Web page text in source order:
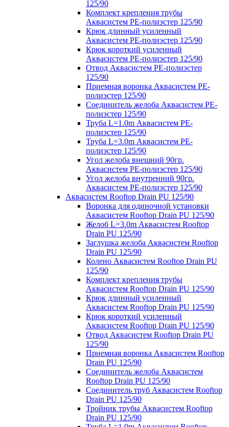
125/90
Комплект крепления трубы
Аквасистем PE-полиэстер 125/90
Крюк длинный усиленный
Аквасистем PE-полиэстер 125/90
Крюк короткий усиленный
Аквасистем PE-полиэстер 125/90
Отвод Аквасистем РЕ-полиэстер
125/90
Приемная воронка Аквасистем PE-
полиэстер 125/90
Соединитель желоба Аквасистем PE-
полиэстер 125/90
Труба L=1.0m Аквасистем PE-
полиэстер 125/90
Труба L=3.0m Аквасистем PE-
полиэстер 125/90
Угол желоба внешний 90гр.
Аквасистем PE-полиэстер 125/90
Угол желоба внутренний 90гр.
Аквасистем PE-полиэстер 125/90
Аквасистем Rooftop Drain PU 125/90
Воронка для одиночной установки
Аквасистем Rooftop Drain PU 125/90
Желоб L=3.0m Аквасистем Rooftop
Drain PU 125/90
Заглушка желоба Аквасистем Rooftop
Drain PU 125/90
Колено Аквасистем Rooftop Drain PU
125/90
Комплект крепления трубы
Аквасистем Rooftop Drain PU 125/90
Крюк длинный усиленный
Аквасистем Rooftop Drain PU 125/90
Крюк короткий усиленный
Аквасистем Rooftop Drain PU 125/90
Отвод Аквасистем Rooftop Drain PU
125/90
Приемная воронка Аквасистем Rooftop
Drain PU 125/90
Соединитель желоба Аквасистем
Rooftop Drain PU 125/90
Соединитель труб Аквасистем Rooftop
Drain PU 125/90
Тройник трубы Аквасистем Rooftop
Drain PU 125/90